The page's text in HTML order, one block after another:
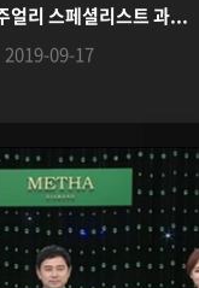
얼리 스페셜리스트 과...
2019-09-17